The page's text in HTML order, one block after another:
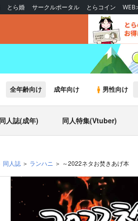
とら婚 サークルポータル とらコイン WEB
全年齢向け 成年向け 男性向け
同人誌(成年) 同人特集(Vtuber)
同人誌 ランハニ ～2022ネタお焚きあげ本